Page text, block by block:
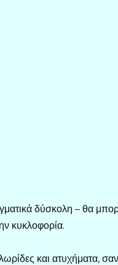
δύσκολη – θα
κυκλοφορία.
και ατυχήματα,